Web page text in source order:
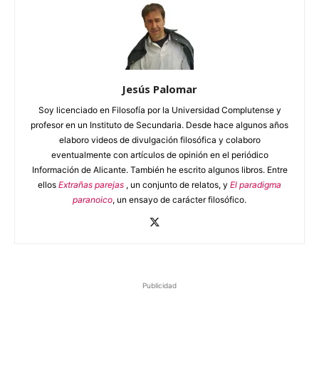
Jesús Palomar
Soy licenciado en Filosofía por la Universidad Complutense y
profesor en un Instituto de Secundaria. Desde hace algunos años
elaboro videos de divulgación filosófica y colaboro
eventualmente con artículos de opinión en el periódico
Información de Alicante. También he escrito algunos libros. Entre
ellos Extrañas parejas , un conjunto de relatos, y El paradigma
paranoico, un ensayo de carácter filosófico.
Publicidad